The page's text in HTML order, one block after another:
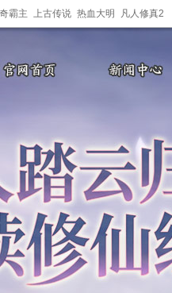
霸主 上古传说 热血大明 凡人修真2